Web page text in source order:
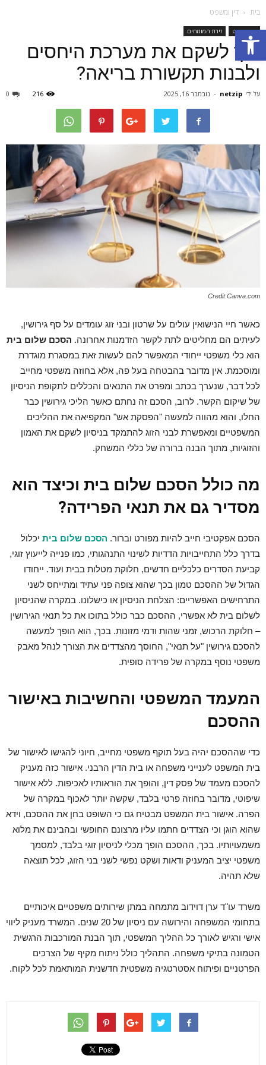
Open toolbar
בית דין ומשפט
דין ומשפט זירת המומחים
איך לשקם את מערכת היחסים
ולבנות תקשורת בריאה?
על ידי netzip
- נובמבר 16, 2025 0 216
Credit Canva.com
כאשר חיי הנישואין עולים על שרטון ובני זוג עומדים על סף גירושין,
לעיתים הם מחליטים לתת לקשר הזדמנות אחרונה. הסכם שלום בית
הוא כלי משפטי ייחודי המאפשר להם לעשות זאת במסגרת מוגדרת
ומוסכמת. אין מדובר בהבטחה בעל פה, אלא בחוזה משפטי מחייב
לכל דבר, שנערך בכתב ומפרט את התנאים והכללים לתקופת הניסיון
של שיקום הקשר. לרוב, הסכם זה נחתם כאשר הליכי גירושין כבר
החלו, והוא מהווה למעשה "הפסקת אש" המקפיאה את ההליכים
המשפטיים ומאפשרת לבני הזוג להתמקד בניסיון לשקם את האמון
והזוגיות, מתוך הבנה ברורה של כללי המשחק.
מה כולל הסכם שלום בית וכיצד הוא
מסדיר גם את תנאי הפרידה?
הסכם אפקטיבי חייב להיות מפורט וברור. הסכם שלום בית יכלול
בדרך כלל התחייבויות הדדיות לשינוי התנהגותי, כמו פנייה לייעוץ זוגי,
קביעת הסדרים כלכליים חדשים, חלוקת מטלות בבית ועוד. ייחודו
הגדול של ההסכם טמון בכך שהוא צופה פני עתיד ומתייחס לשני
התרחישים האפשריים: הצלחת הניסיון או כישלונו. במקרה שהניסיון
לשלום בית לא אפשרי, ההסכם כבר כולל בתוכו את כל תנאי הגירושין
– חלוקת הרכוש, זמני שהות ודמי מזונות. בכך, הוא הופך למעשה
להסכם גירושין "על תנאי", החוסך מהצדדים את הצורך לנהל מאבק
משפטי נוסף במקרה של פרידה סופית.
המעמד המשפטי והחשיבות באישור
ההסכם
כדי שההסכם יהיה בעל תוקף משפטי מחייב, חיוני להגישו לאישור של
בית המשפט לענייני משפחה או בית הדין הרבני. אישור כזה מעניק
להסכם מעמד של פסק דין, והופך את הוראותיו לאכיפות. ללא אישור
שיפוטי, מדובר בחוזה פרטי בלבד, שקשה יותר לאכוף במקרה של
הפרה. אישור בית המשפט מבטיח גם כי השופט בחן את ההסכם, וידא
שהוא הוגן וכי הצדדים חתמו עליו מרצונם החופשי ובהבינם את מלוא
משמעויותיו. בכך, ההסכם הופך מכלי לניסיון זוגי בלבד, למסמך
משפטי יציב המעניק ודאות ושקט נפשי לשני בני הזוג, לכל תוצאה
שלא תהיה.
משרד עו"ד ערן דוידוב מתמחה במתן שירותים משפטיים איכותיים
בתחומי המשפחה והירושה עם ניסיון של 20 שנים. המשרד מעניק ליווי
אישי ורגיש לאורך כל ההליך המשפטי, תוך הבנת המורכבות הרגשית
הטמונה בתיקי משפחה. התהליך כולל ניתוח מקיף של הצרכים
הפרטניים ופיתוח אסטרטגיה משפטית חדשנית המותאמת לכל לקוח.